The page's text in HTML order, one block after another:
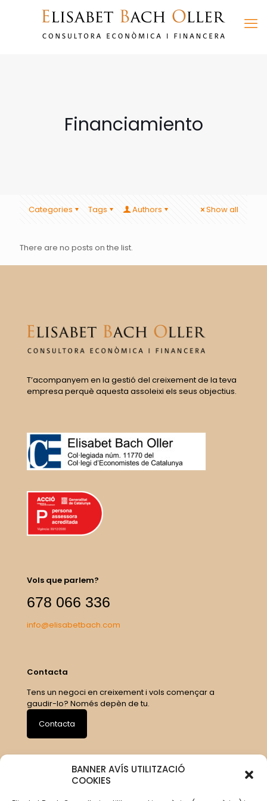
BANNER AVÍS UTILITZACIÓ
COOKIES
Financiamiento
Categories Tags Authors Show all
There are no posts on the list.
T’acompanyem en la gestió del creixement de la teva
empresa perquè aquesta assoleixi els seus objectius.
Vols que parlem?
678 066 336
info@elisabetbach.com
Contacta
Tens un negoci en creixement i vols començar a
gaudir-lo? Només depèn de tu.
Contacta